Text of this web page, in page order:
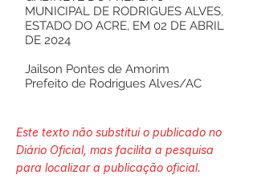
MUNICIPAL DE RODRIGUES ALVES,
ESTADO DO ACRE, EM 02 DE ABRIL
DE 2024
Jailson Pontes de Amorim
Prefeito de Rodrigues Alves/AC
Este texto não substitui o publicado no
Diário Oficial, mas facilita a pesquisa
para localizar a publicação oficial.